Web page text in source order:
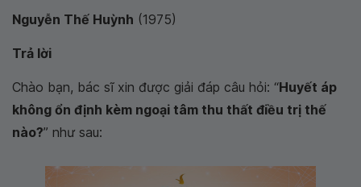
Nguyễn Thế Huỳnh (1975)
Trả lời
Chào bạn, bác sĩ xin được giải đáp câu hỏi: “Huyết áp
không ổn định kèm ngoại tâm thu thất điều trị thế
nào?” như sau: